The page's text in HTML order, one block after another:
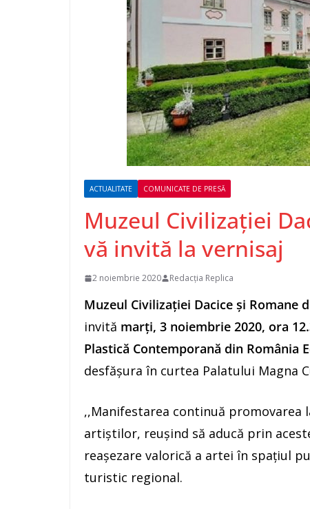
ACTUALITATE COMUNICATE DE PRESĂ
Muzeul Civilizației
vă invită la vernisaj
2 noiembrie 2020 Redacția Replica
Muzeul Civilizației Dacice și Romane
invită marți, 3 noiembrie 2020, ora
Plastică Contemporană din România
desfășura în curtea Palatului Magna
,,Manifestarea continuă promovarea
artiștilor, reușind să aducă prin
reașezare valorică a artei în spațiul
turistic regional.